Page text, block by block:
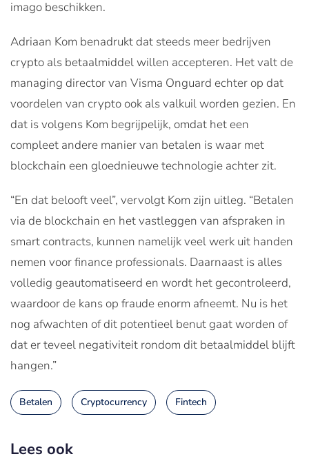
imago beschikken.
Adriaan Kom benadrukt dat steeds meer bedrijven
crypto als betaalmiddel willen accepteren. Het valt de
managing director van Visma Onguard echter op dat
voordelen van crypto ook als valkuil worden gezien. En
dat is volgens Kom begrijpelijk, omdat het een
compleet andere manier van betalen is waar met
blockchain een gloednieuwe technologie achter zit.
“En dat belooft veel”, vervolgt Kom zijn uitleg. “Betalen
via de blockchain en het vastleggen van afspraken in
smart contracts, kunnen namelijk veel werk uit handen
nemen voor finance professionals. Daarnaast is alles
volledig geautomatiseerd en wordt het gecontroleerd,
waardoor de kans op fraude enorm afneemt. Nu is het
nog afwachten of dit potentieel benut gaat worden of
dat er teveel negativiteit rondom dit betaalmiddel blijft
hangen.”
Betalen Cryptocurrency Fintech
Lees ook